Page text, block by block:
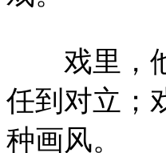
戏里，
任到对立；
种画风。